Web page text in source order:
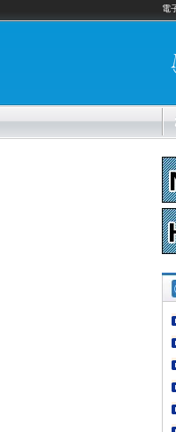
電